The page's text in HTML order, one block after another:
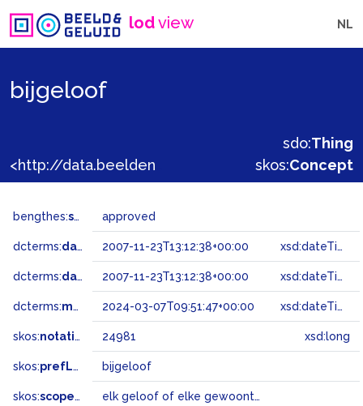
lodview NL
bijgeloof
sdo:Thing
skos:Concept
bengthes:status approved
dcterms:dateAccepted 2007-11-23T13:12:38+00:00 xsd:dateTime
dcterms:dateSubmitted 2007-11-23T13:12:38+00:00 xsd:dateTime
dcterms:modified 2024-03-07T09:51:47+00:00 xsd:dateTime
skos:notation 24981 xsd:long
skos:prefLabel bijgeloof
skos:scopeNote elk geloof of elke gewoonte die door niet-beoefenaars als irrationeel of bovennatuurlijk wordt beschouwd, toegeschreven aan het lot of magie, waargenomen bovennatuurlijke invloed, of angst voor het onbekende